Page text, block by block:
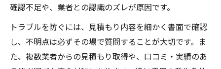
確認不足や、業者との認識のズレが原因です。
トラブルを防ぐには、見積もり内容を細かく書面で確認
し、不明点は必ずその場で質問することが大切です。ま
た、複数業者からの見積もり取得や、口コミ・実績のあ